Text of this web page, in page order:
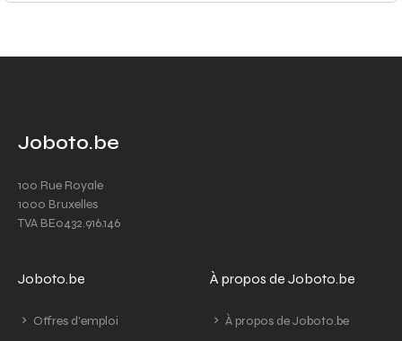
Joboto.be
100 Rue Royale
1000 Bruxelles
TVA BE0432.916.146
Joboto.be
Offres d'emploi
À propos de Joboto.be
À propos de Joboto.be